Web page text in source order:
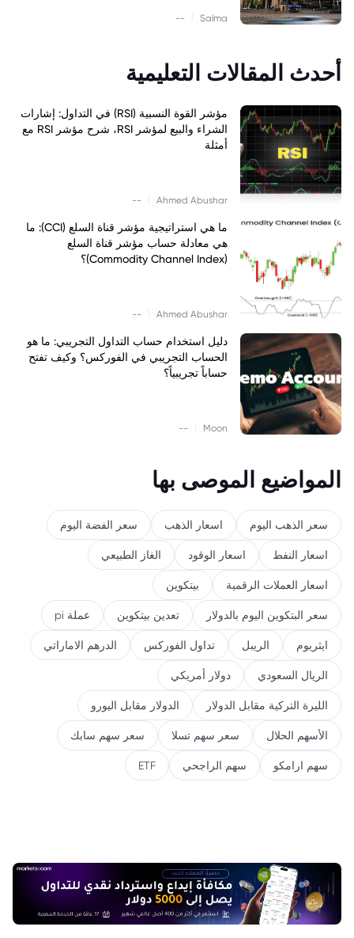
Salma
--
أحدث المقالات التعليمية
مؤشر القوة النسبية (RSI) في التداول: إشارات
الشراء والبيع لمؤشر RSI، شرح مؤشر RSI مع
أمثلة
Ahmed Abushar
--
ما هي استراتيجية مؤشر قناة السلع (CCI): ما
هي معادلة حساب مؤشر قناة السلع
(Commodity Channel Index)؟
Ahmed Abushar
--
دليل استخدام حساب التداول التجريبي: ما هو
الحساب التجريبي في الفوركس؟ وكيف تفتح
حساباً تجريبياً؟
Moon
--
المواضيع الموصى بها
سعر الذهب اليوم اسعار الذهب سعر الفضة اليوم
اسعار النفط اسعار الوقود الغاز الطبيعي
اسعار العملات الرقمية بيتكوين
سعر البتكوين اليوم بالدولار تعدين بيتكوين عملة pi
ايثريوم الريبل تداول الفوركس الدرهم الاماراتي
الريال السعودي دولار أمريكي
الليرة التركية مقابل الدولار الدولار مقابل اليورو
الأسهم الحلال سعر سهم تسلا سعر سهم سابك
سهم ارامكو سهم الراجحي ETF